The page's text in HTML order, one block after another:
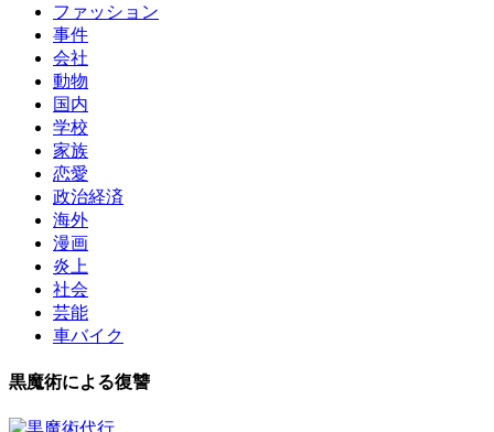
ファッション
事件
会社
動物
国内
学校
家族
恋愛
政治経済
海外
漫画
炎上
社会
芸能
車バイク
黒魔術による復讐